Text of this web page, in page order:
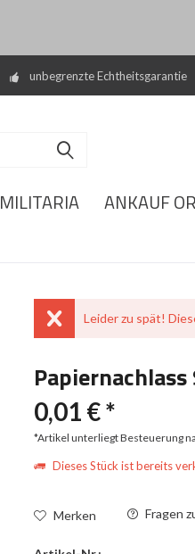
unbegrenzte Echtheitsgarantie
MILITARIA ANKAUF
Leider zu spät!
0,01 € *
*Artikel unterliegt Besteuerung
Dieses Stück ist bereits
Merken Fragen